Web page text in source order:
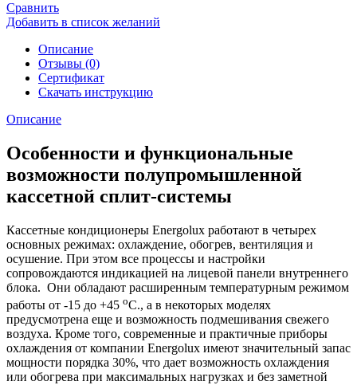
Сравнить
Добавить в список желаний
Описание
Отзывы (0)
Сертификат
Скачать инструкцию
Описание
Особенности и функциональные
возможности полупромышленной
кассетной сплит-системы
Кассетные кондиционеры Energolux работают в четырех
основных режимах: охлаждение, обогрев, вентиляция и
осушение. При этом все процессы и настройки
сопровождаются индикацией на лицевой панели внутреннего
блока. Они обладают расширенным температурным режимом
работы от -15 до +45 оС., а в некоторых моделях
предусмотрена еще и возможность подмешивания свежего
воздуха. Кроме того, современные и практичные приборы
охлаждения от компании Energolux имеют значительный запас
мощности порядка 30%, что дает возможность охлаждения
или обогрева при максимальных нагрузках и без заметной